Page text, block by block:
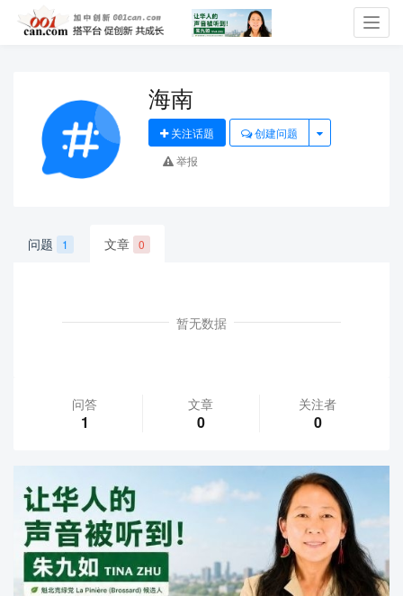
海南
关注话题
创建问题
举报
问题 1 文章 0
暂无数据
问答
1
文章
0
关注者
0